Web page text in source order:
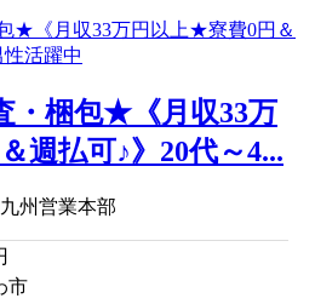
・梱包★《月収33万
週払可♪》20代～4...
州営業本部
市